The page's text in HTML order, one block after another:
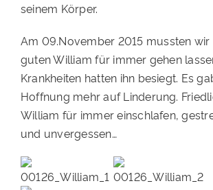
seinem Körper.
Am 09.November 2015 mussten wir
guten William für immer gehen
Krankheiten hatten ihn besiegt. Es
Hoffnung mehr auf Linderung.
William für immer einschlafen,
und unvergessen…